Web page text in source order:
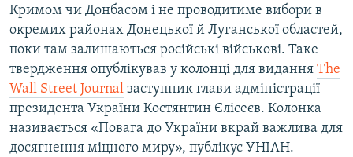
Кримом чи Донбасом і не проводитиме вибори в
окремих районах Донецької й Луганської областей,
поки там залишаються російські військові. Таке
твердження опублікував у колонці для видання The
Wall Street Journal заступник глави адміністрації
президента України Костянтин Єлісеєв. Колонка
називається «Повага до України вкрай важлива для
досягнення міцного миру», публікує УНІАН.